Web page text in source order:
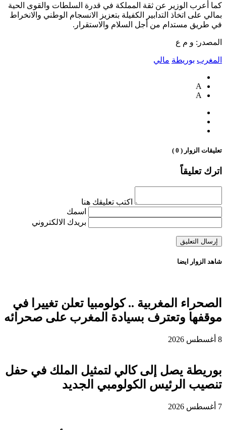
كما أعرب الوزير عن ثقة المملكة في قدرة السلطات والقوى الحية
بمالي على اتخاذ التدابير الكفيلة بتعزيز الانسجام الوطني والانخراط
في طريق مستدام من أجل السلام والاستقرار.
المصدر: و م ع
المغرب بوريطة مالي
A
A
تعليقات الزوار ( 0 )
اترك تعليقاً
اكتب تعليقك هنا
اسمك
بريدك الالكتروني
شاهد الزوار ايضا
الصحراء المغربية .. كولومبيا تعلن تغييرا في
موقفها وتعترف بسيادة المغرب على صحرائه
8 أغسطس 2026
بوريطة يصل إلى كالي لتمثيل الملك في حفل
تنصيب الرئيس الكولومبي الجديد
7 أغسطس 2026